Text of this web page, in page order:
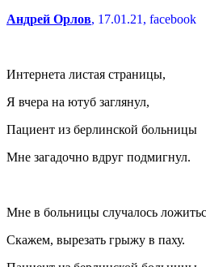
Андрей Орлов, 17.01.21, facebook
Интернета листая страницы,
Я вчера на ютуб заглянул,
Пациент из берлинской больницы
Мне загадочно вдруг подмигнул.
Мне в больницы случалось
Скажем, вырезать грыжу в паху.